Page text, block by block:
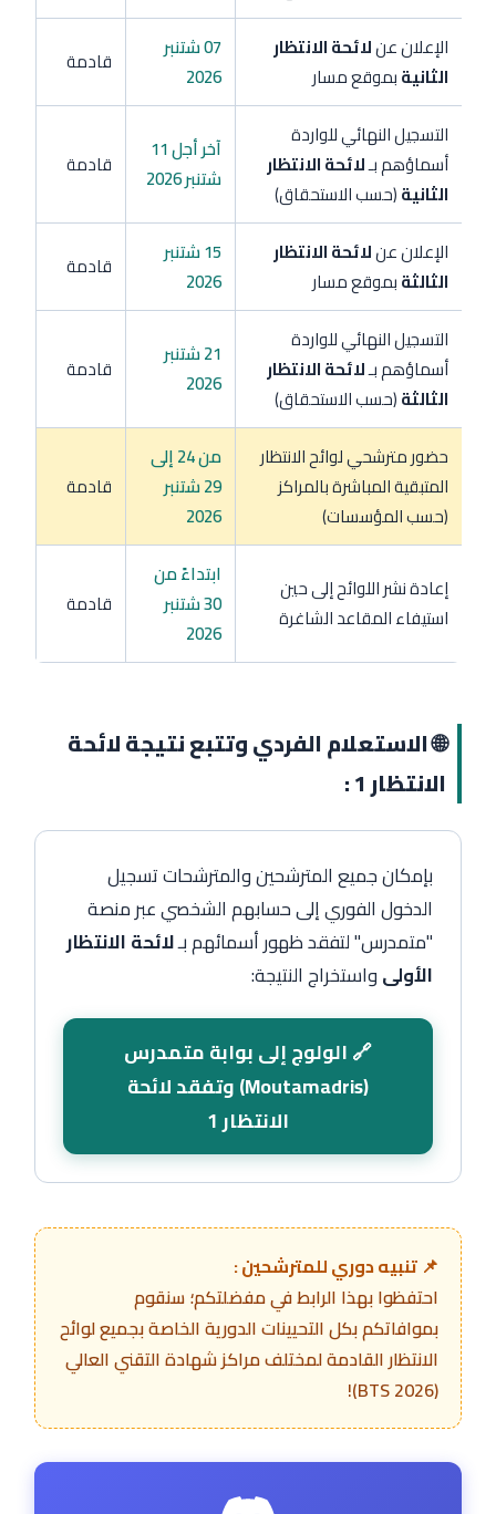
الإعلان عنلائحة الانتظار
الثانيةبموقع مسار
07 شتنبر
2026
قادمة
التسجيل النهائي للواردة
أسماؤهم بـلائحة الانتظار
الثانية(حسب الاستحقاق)
آخر أجل 11
شتنبر 2026
قادمة
الإعلان عنلائحة الانتظار
الثالثةبموقع مسار
15 شتنبر
2026
قادمة
التسجيل النهائي للواردة
أسماؤهم بـلائحة الانتظار
الثالثة(حسب الاستحقاق)
21 شتنبر
2026
قادمة
حضور مترشحي لوائح الانتظار
المتبقية المباشرة بالمراكز
(حسب المؤسسات)
من 24 إلى
29 شتنبر
2026
قادمة
إعادة نشر اللوائح إلى حين
استيفاء المقاعد الشاغرة
ابتداءً من
30 شتنبر
2026
قادمة
🌐 الاستعلام الفردي وتتبع نتيجة لائحة
الانتظار 1 :
بإمكان جميع المترشحين والمترشحات تسجيل
الدخول الفوري إلى حسابهم الشخصي عبر منصة
"متمدرس" لتفقد ظهور أسمائهم بـلائحة الانتظار
الأولىواستخراج النتيجة:
🔗 الولوج إلى بوابة متمدرس
(Moutamadris) وتفقد لائحة
الانتظار 1
📌 تنبيه دوري للمترشحين :
احتفظوا بهذا الرابط في مفضلتكم؛ سنقوم
بموافاتكم بكل التحيينات الدورية الخاصة بجميع لوائح
الانتظار القادمة لمختلف مراكز شهادة التقني العالي
(BTS 2026)!